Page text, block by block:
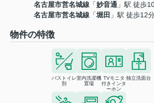
名古屋市営名城線 「妙音通 」駅 徒歩
名古屋市営名城線 「堀田 」駅 徒歩12
物件の特徴
バストイレ
別
室内洗濯機
置場
TVモニタ
付きインタ
ーホン
独立洗面台